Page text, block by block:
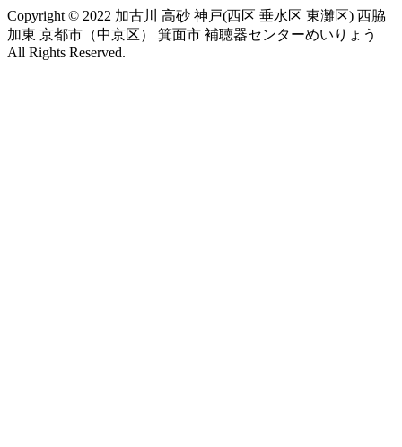
Copyright © 2022 加古川 高砂 神戸(西区 垂水区 東灘区) 西脇
加東 京都市（中京区） 箕面市 補聴器センターめいりょう
All Rights Reserved.